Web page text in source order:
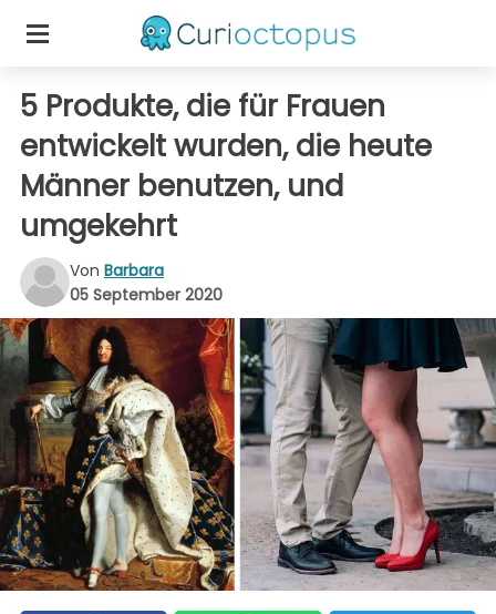
5 Produkte, die für Frauen
entwickelt wurden, die heute
Männer benutzen, und
umgekehrt
Von Barbara
05 September 2020